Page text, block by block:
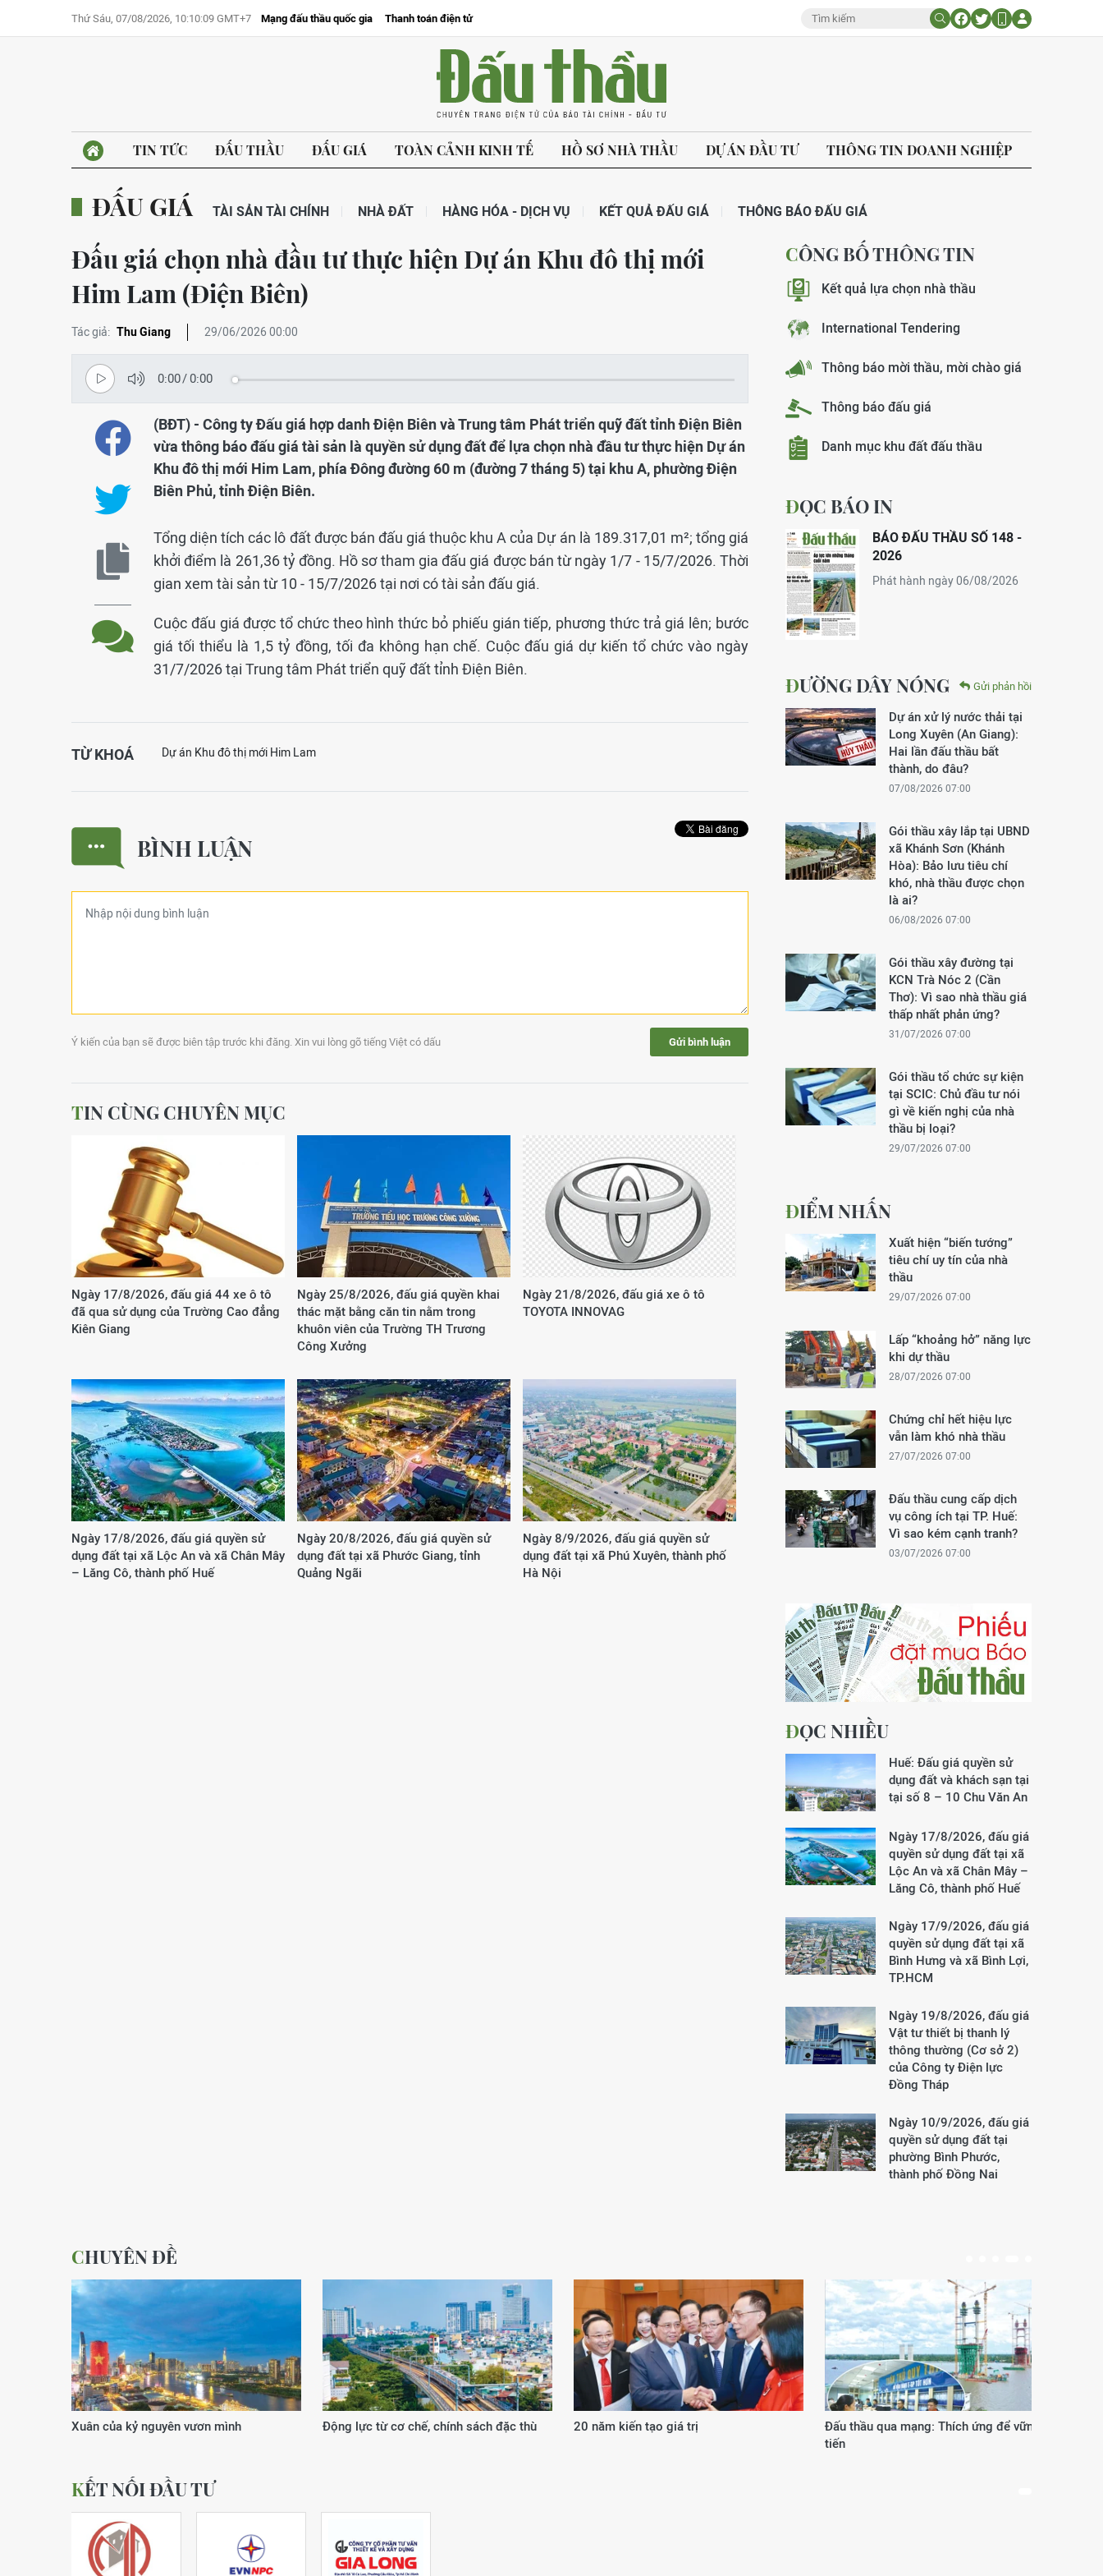
Thứ Sáu, 07/08/2026, 10:10:09 GMT+7 Mạng đấu thầu quốc gia Thanh toán điện tử
TIN TỨC ĐẤU THẦU ĐẤU GIÁ TOÀN CẢNH KINH TẾ HỒ SƠ NHÀ THẦU DỰ ÁN ĐẦU TƯ THÔNG TIN DOANH NGHIỆP
ĐẤU GIÁ TÀI SẢN TÀI CHÍNH NHÀ ĐẤT HÀNG HÓA - DỊCH VỤ KẾT QUẢ ĐẤU GIÁ THÔNG BÁO ĐẤU GIÁ
Đấu giá chọn nhà đầu tư thực hiện Dự án Khu đô thị mới
Him Lam (Điện Biên)
Tác giả: Thu Giang 29/06/2026 00:00
0:00/0:00
(BĐT) - Công ty Đấu giá hợp danh Điện Biên và Trung tâm Phát triển quỹ đất tỉnh Điện Biên
vừa thông báo đấu giá tài sản là quyền sử dụng đất để lựa chọn nhà đầu tư thực hiện Dự án
Khu đô thị mới Him Lam, phía Đông đường 60 m (đường 7 tháng 5) tại khu A, phường Điện
Biên Phủ, tỉnh Điện Biên.
Tổng diện tích các lô đất được bán đấu giá thuộc khu A của Dự án là 189.317,01 m²; tổng giá
khởi điểm là 261,36 tỷ đồng. Hồ sơ tham gia đấu giá được bán từ ngày 1/7 - 15/7/2026. Thời
gian xem tài sản từ 10 - 15/7/2026 tại nơi có tài sản đấu giá.
Cuộc đấu giá được tổ chức theo hình thức bỏ phiếu gián tiếp, phương thức trả giá lên; bước
giá tối thiểu là 1,5 tỷ đồng, tối đa không hạn chế. Cuộc đấu giá dự kiến tổ chức vào ngày
31/7/2026 tại Trung tâm Phát triển quỹ đất tỉnh Điện Biên.
TỪ KHOÁ Dự án Khu đô thị mới Him Lam
BÌNH LUẬN
Ý kiến của bạn sẽ được biên tập trước khi đăng. Xin vui lòng gõ tiếng Việt có dấu Gửi bình luận
TIN CÙNG CHUYÊN MỤC
Ngày 17/8/2026, đấu giá 44 xe ô tô
đã qua sử dụng của Trường Cao đẳng
Kiên Giang
Ngày 25/8/2026, đấu giá quyền khai
thác mặt bằng căn tin nằm trong
khuôn viên của Trường TH Trương
Công Xưởng
Ngày 21/8/2026, đấu giá xe ô tô
TOYOTA INNOVAG
Ngày 17/8/2026, đấu giá quyền sử
dụng đất tại xã Lộc An và xã Chân Mây
– Lăng Cô, thành phố Huế
Ngày 20/8/2026, đấu giá quyền sử
dụng đất tại xã Phước Giang, tỉnh
Quảng Ngãi
Ngày 8/9/2026, đấu giá quyền sử
dụng đất tại xã Phú Xuyên, thành phố
Hà Nội
CÔNG BỐ THÔNG TIN
Kết quả lựa chọn nhà thầu
International Tendering
Thông báo mời thầu, mời chào giá
Thông báo đấu giá
Danh mục khu đất đấu thầu
ĐỌC BÁO IN
BÁO ĐẤU THẦU SỐ 148 -
2026
Phát hành ngày 06/08/2026
ĐƯỜNG DÂY NÓNG Gửi phản hồi
Dự án xử lý nước thải tại
Long Xuyên (An Giang):
Hai lần đấu thầu bất
thành, do đâu?
07/08/2026 07:00
Gói thầu xây lắp tại UBND
xã Khánh Sơn (Khánh
Hòa): Bảo lưu tiêu chí
khó, nhà thầu được chọn
là ai?
06/08/2026 07:00
Gói thầu xây đường tại
KCN Trà Nóc 2 (Cần
Thơ): Vì sao nhà thầu giá
thấp nhất phản ứng?
31/07/2026 07:00
Gói thầu tổ chức sự kiện
tại SCIC: Chủ đầu tư nói
gì về kiến nghị của nhà
thầu bị loại?
29/07/2026 07:00
ĐIỂM NHẤN
Xuất hiện “biến tướng”
tiêu chí uy tín của nhà
thầu
29/07/2026 07:00
Lấp “khoảng hở” năng lực
khi dự thầu
28/07/2026 07:00
Chứng chỉ hết hiệu lực
vẫn làm khó nhà thầu
27/07/2026 07:00
Đấu thầu cung cấp dịch
vụ công ích tại TP. Huế:
Vì sao kém cạnh tranh?
03/07/2026 07:00
ĐỌC NHIỀU
Huế: Đấu giá quyền sử
dụng đất và khách sạn tại
tại số 8 – 10 Chu Văn An
Ngày 17/8/2026, đấu giá
quyền sử dụng đất tại xã
Lộc An và xã Chân Mây –
Lăng Cô, thành phố Huế
Ngày 17/9/2026, đấu giá
quyền sử dụng đất tại xã
Bình Hưng và xã Bình Lợi,
TP.HCM
Ngày 19/8/2026, đấu giá
Vật tư thiết bị thanh lý
thông thường (Cơ sở 2)
của Công ty Điện lực
Đồng Tháp
Ngày 10/9/2026, đấu giá
quyền sử dụng đất tại
phường Bình Phước,
thành phố Đồng Nai
CHUYÊN ĐỀ
Xuân của kỷ nguyên vươn mình Động lực từ cơ chế, chính sách đặc thù 20 năm kiến tạo giá trị
Đấu thầu qua mạng: Thích ứng để vững
tiến
KẾT NỐI ĐẦU TƯ